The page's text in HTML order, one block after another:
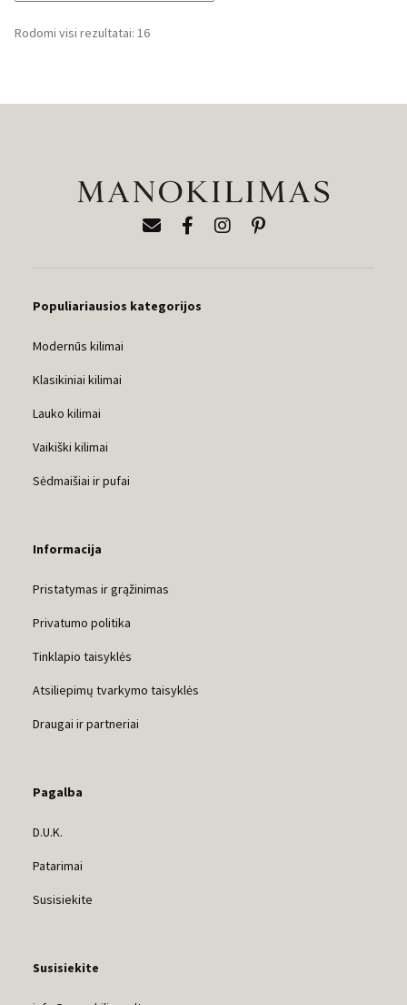
Rodomi visi rezultatai: 16Rūšiuojama
Populiariausios kategorijos
Modernūs kilimai
Klasikiniai kilimai
Lauko kilimai
Vaikiški kilimai
Sėdmaišiai ir pufai
Informacija
Pristatymas ir grąžinimas
Privatumo politika
Tinklapio taisyklės
Atsiliepimų tvarkymo taisyklės
Draugai ir partneriai
Pagalba
D.U.K.
Patarimai
Susisiekite
Susisiekite